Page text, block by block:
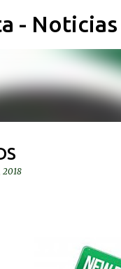
- Noticias
2018